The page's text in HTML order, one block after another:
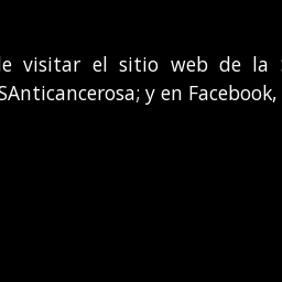
visitar el sitio web de la
y en